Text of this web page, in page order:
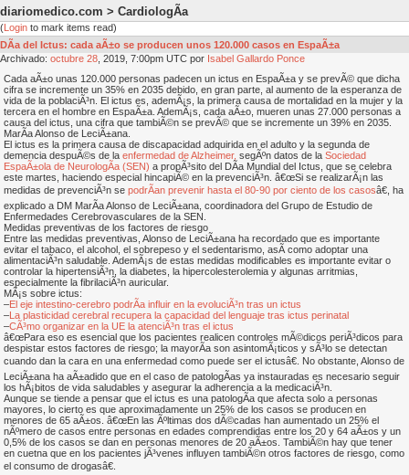
diariomedico.com > CardiologÃ­a
(Login to mark items read)
DÃ­a del Ictus: cada aÃ±o se producen unos 120.000 casos en EspaÃ±a
Archivado: octubre 28 , 2019, 7:00pm UTC por Isabel Gallardo Ponce
Cada aÃ±o unas 120.000 personas padecen un ictus en EspaÃ±a y se prevÃ© que dicha
cifra se incremente un 35% en 2035 debido, en gran parte, al aumento de la esperanza de
vida de la poblaciÃ³n. El ictus es, ademÃ¡s, la primera causa de mortalidad en la mujer y la
tercera en el hombre en EspaÃ±a. AdemÃ¡s, cada aÃ±o, mueren unas 27.000 personas a
causa del ictus, una cifra que tambiÃ©n se prevÃ© que se incremente un 39% en 2035.
MarÃ­a Alonso de LeciÃ±ana.
El ictus es la primera causa de discapacidad adquirida en el adulto y la segunda de
demencia despuÃ©s de la enfermedad de Alzheimer, segÃºn datos de la Sociedad
EspaÃ±ola de NeurologÃ­a (SEN) a propÃ³sito del DÃ­a Mundial del Ictus, que se celebra
este martes, haciendo especial hincapiÃ© en la prevenciÃ³n. â€œSi se realizarÃ¡n las
medidas de prevenciÃ³n se podrÃ­an prevenir hasta el 80-90 por ciento de los casosâ€, ha
explicado a DM MarÃ­a Alonso de LeciÃ±ana, coordinadora del Grupo de Estudio de
Enfermedades Cerebrovasculares de la SEN.
Medidas preventivas de los factores de riesgo
Entre las medidas preventivas, Alonso de LeciÃ±ana ha recordado que es importante
evitar el tabaco, el alcohol, el sobrepeso y el sedentarismo, asÃ­ como adoptar una
alimentaciÃ³n saludable. AdemÃ¡s de estas medidas modificables es importante evitar o
controlar la hipertensiÃ³n, la diabetes, la hipercolesterolemia y algunas arritmias,
especialmente la fibrilaciÃ³n auricular.
MÃ¡s sobre ictus:
–El eje intestino-cerebro podrÃ­a influir en la evoluciÃ³n tras un ictus
–La plasticidad cerebral recupera la capacidad del lenguaje tras ictus perinatal
–CÃ³mo organizar en la UE la atenciÃ³n tras el ictus
â€œPara eso es esencial que los pacientes realicen controles mÃ©dicos periÃ³dicos para
despistar estos factores de riesgo; la mayorÃ­a son asintomÃ¡ticos y sÃ³lo se detectan
cuando dan la cara en una enfermedad como puede ser el ictusâ€. No obstante, Alonso de
LeciÃ±ana ha aÃ±adido que en el caso de patologÃ­as ya instauradas es necesario seguir
los hÃ¡bitos de vida saludables y asegurar la adherencia a la medicaciÃ³n.
Aunque se tiende a pensar que el ictus es una patologÃ­a que afecta solo a personas
mayores, lo cierto es que aproximadamente un 25% de los casos se producen en
menores de 65 aÃ±os. â€œEn las Ãºltimas dos dÃ©cadas han aumentado un 25% el
nÃºmero de casos entre personas en edades comprendidas entre los 20 y 64 aÃ±os y un
0,5% de los casos se dan en personas menores de 20 aÃ±os. TambiÃ©n hay que tener
en cuetna que en los pacientes jÃ³venes influyen tambiÃ©n otros factores de riesgo, como
el consumo de drogasâ€.